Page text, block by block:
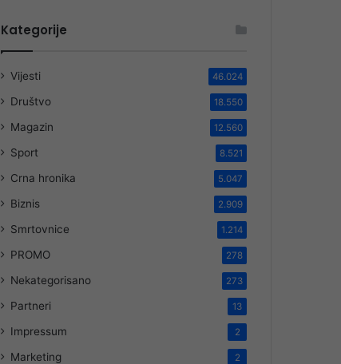
Kategorije
Vijesti 46.024
Društvo 18.550
Magazin 12.560
Sport 8.521
Crna hronika 5.047
Biznis 2.909
Smrtovnice 1.214
PROMO 278
Nekategorisano 273
Partneri 13
Impressum 2
Marketing 2